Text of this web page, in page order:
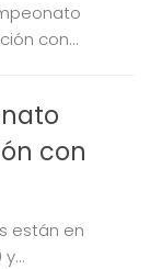
con...
con
están en